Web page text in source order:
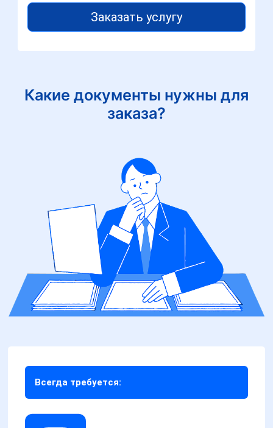
Заказать услугу
Какие документы нужны для
заказа?
Всегда требуется: